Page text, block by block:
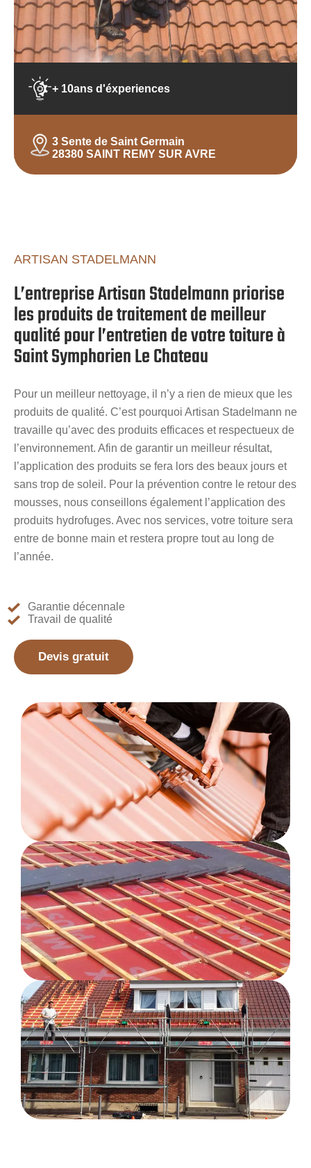
+ 10ans d'éxperiences
3 Sente de Saint Germain
28380 SAINT REMY SUR AVRE
ARTISAN STADELMANN
L’entreprise Artisan Stadelmann priorise
les produits de traitement de meilleur
qualité pour l’entretien de votre toiture à
Saint Symphorien Le Chateau
Pour un meilleur nettoyage, il n’y a rien de mieux que les
produits de qualité. C’est pourquoi Artisan Stadelmann ne
travaille qu’avec des produits efficaces et respectueux de
l’environnement. Afin de garantir un meilleur résultat,
l’application des produits se fera lors des beaux jours et
sans trop de soleil. Pour la prévention contre le retour des
mousses, nous conseillons également l’application des
produits hydrofuges. Avec nos services, votre toiture sera
entre de bonne main et restera propre tout au long de
l’année.
Garantie décennale
Travail de qualité
Devis gratuit